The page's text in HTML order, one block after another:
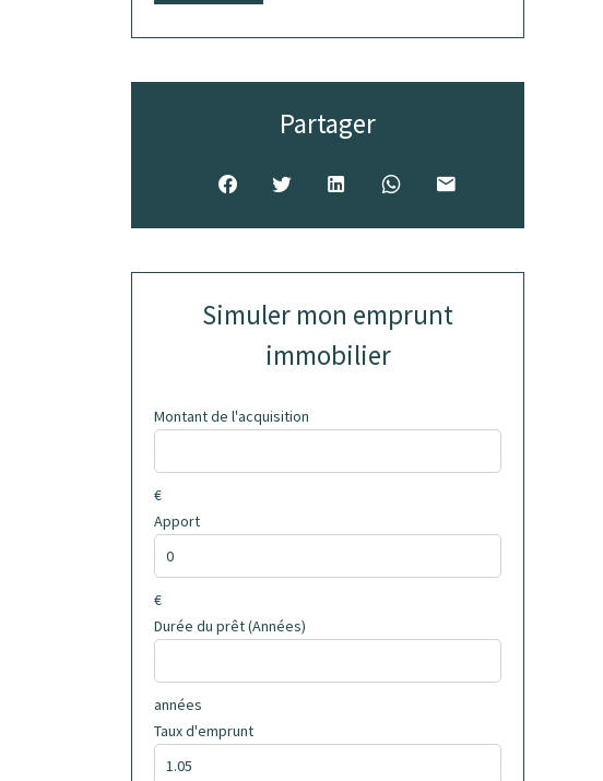
Partager
Simuler mon emprunt
immobilier
Montant de l'acquisition
€
Apport
€
Durée du prêt (Années)
années
Taux d'emprunt